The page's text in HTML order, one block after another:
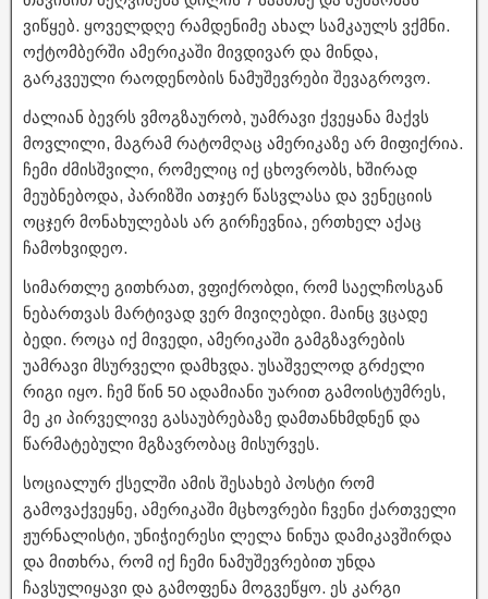
ვიწყებ. ყოველდღე რამდენიმე ახალ სამკაულს ვქმნი.
ოქტომბერში ამერიკაში მივდივარ და მინდა,
გარკვეული რაოდენობის ნამუშევრები შევაგროვო.
ძალიან ბევრს ვმოგზაურობ, უამრავი ქვეყანა მაქვს
მოვლილი, მაგრამ რატომღაც ამერიკაზე არ მიფიქრია.
ჩემი ძმისშვილი, რომელიც იქ ცხოვრობს, ხშირად
მეუბნებოდა, პარიზში ათჯერ წასვლასა და ვენეციის
ოცჯერ მონახულებას არ გირჩევნია, ერთხელ აქაც
ჩამოხვიდეო.
სიმართლე გითხრათ, ვფიქრობდი, რომ საელჩოსგან
ნებართვას მარტივად ვერ მივიღებდი. მაინც ვცადე
ბედი. როცა იქ მივედი, ამერიკაში გამგზავრების
უამრავი მსურველი დამხვდა. უსაშველოდ გრძელი
რიგი იყო. ჩემ წინ 50 ადამიანი უარით გამოისტუმრეს,
მე კი პირველივე გასაუბრებაზე დამთანხმდნენ და
წარმატებული მგზავრობაც მისურვეს.
სოციალურ ქსელში ამის შესახებ პოსტი რომ
გამოვაქვეყნე, ამერიკაში მცხოვრები ჩვენი ქართველი
ჟურნალისტი, უნიჭიერესი ლელა ნინუა დამიკავშირდა
და მითხრა, რომ იქ ჩემი ნამუშევრებით უნდა
ჩავსულიყავი და გამოფენა მოგვეწყო. ეს კარგი